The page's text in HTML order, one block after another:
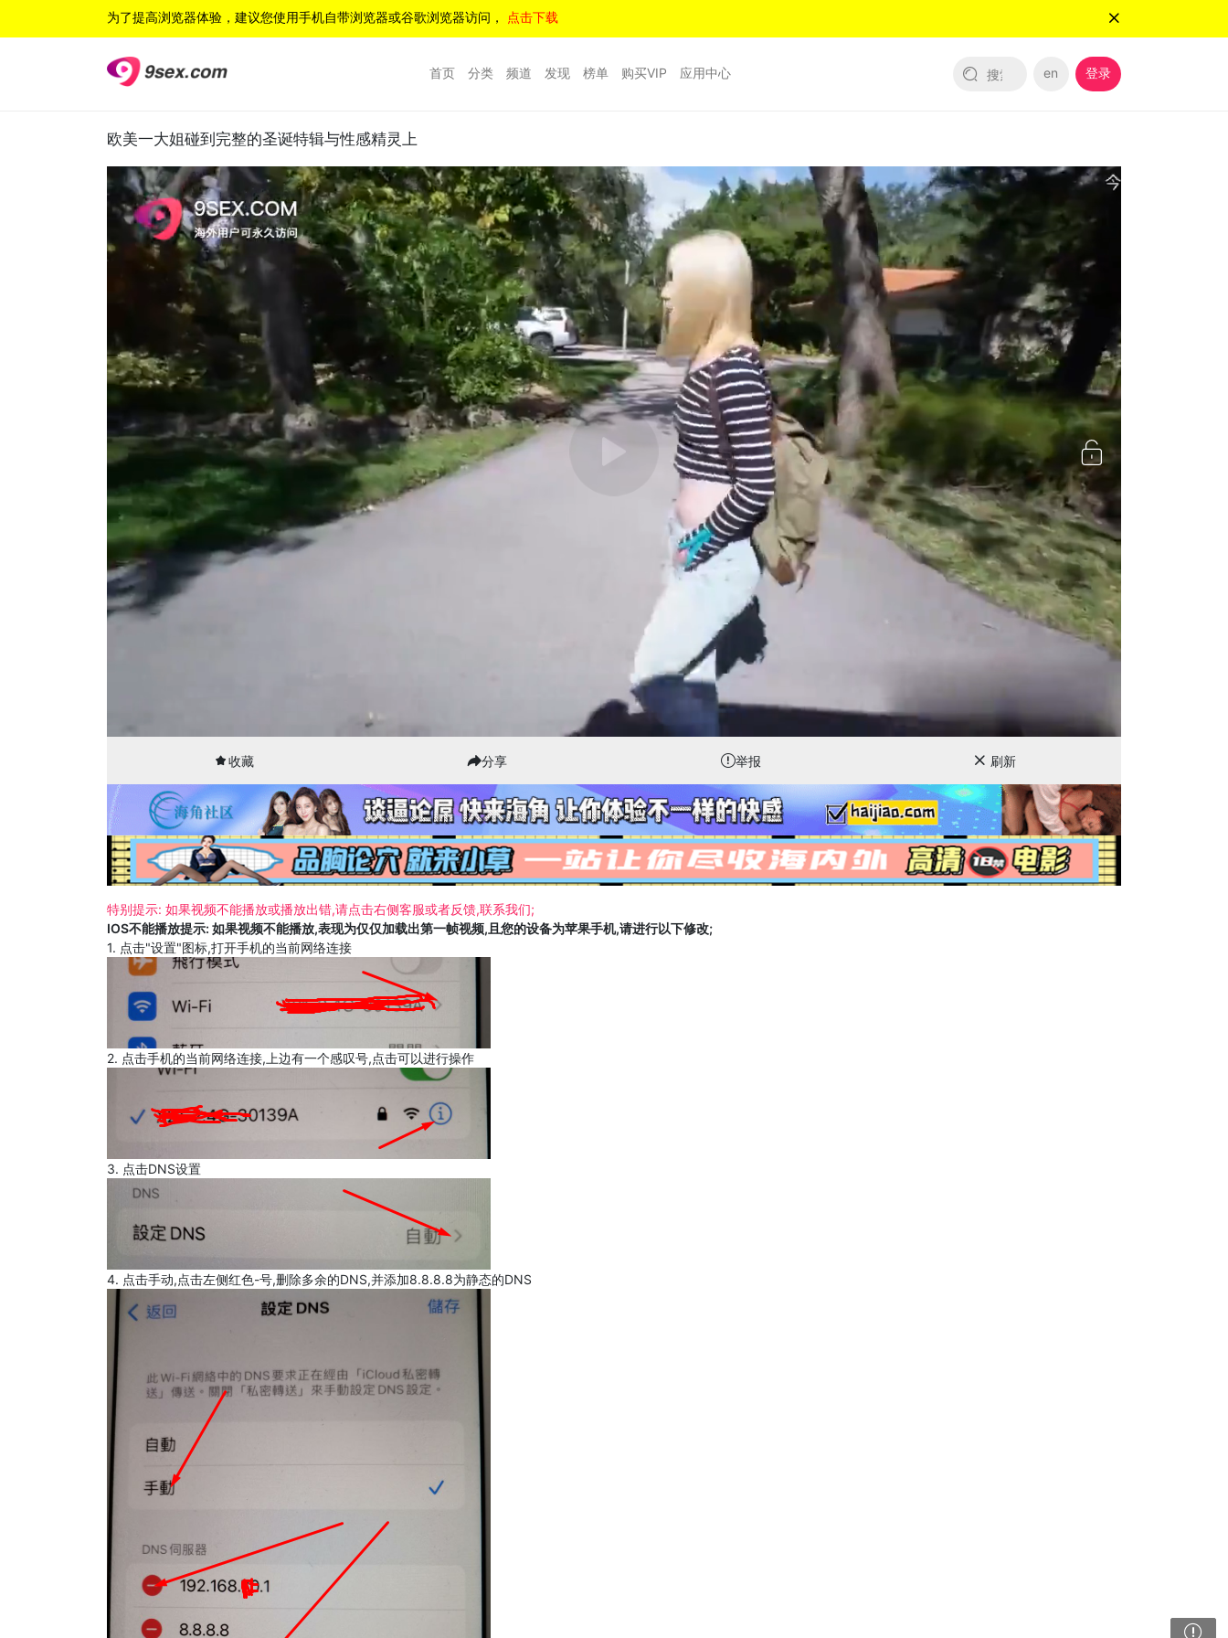
为了提高浏览器体验，建议您使用手机自带浏览器或谷歌浏览器访问， 点击下载
首页 分类 频道 发现 榜单 购买VIP 应用中心 en 登录
欧美一大姐碰到完整的圣诞特辑与性感精灵上
720P
收藏 分享 举报 刷新
特别提示: 如果视频不能播放或播放出错,请点击右侧客服或者反馈,联系我们;
IOS不能播放提示: 如果视频不能播放,表现为仅仅加载出第一帧视频,且您的设备为苹果手机,请进行以下修改;
1. 点击"设置"图标,打开手机的当前网络连接
2. 点击手机的当前网络连接,上边有一个感叹号,点击可以进行操作
3. 点击DNS设置
4. 点击手动,点击左侧红色-号,删除多余的DNS,并添加8.8.8.8为静态的DNS